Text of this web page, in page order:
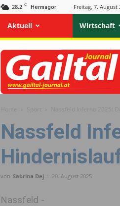
28.2 C Hermagor Freitag, 7. August
Aktuell Wirtschaft
Gailtal
Journal
Nassfeld
von Sabrina Dej - 20. August 2025
Nassfeld -